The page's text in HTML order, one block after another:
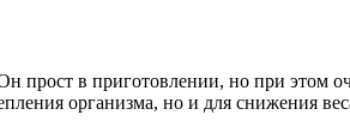
прост в приготовлении, но при этом
организма, но и для снижения